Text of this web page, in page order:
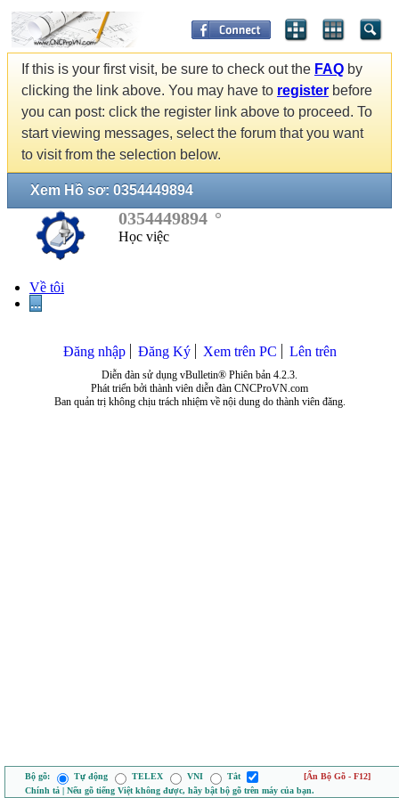
If this is your first visit, be sure to check out the FAQ by
clicking the link above. You may have to register before
you can post: click the register link above to proceed. To
start viewing messages, select the forum that you want
to visit from the selection below.
Xem Hồ sơ: 0354449894
0354449894
Học việc
Về tôi
...
Đăng nhập Đăng Ký Xem trên PC Lên trên
Diễn đàn sử dụng vBulletin® Phiên bản 4.2.3.
Phát triển bởi thành viên diễn đàn CNCProVN.com
Ban quản trị không chịu trách nhiệm về nội dung do thành viên đăng.
Bộ gõ: Tự động TELEX VNI Tắt
[Ẩn Bộ Gõ - F12]
Chính tả | Nếu gõ tiếng Việt không được, hãy bật bộ gõ trên máy của bạn.